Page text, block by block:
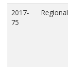
2017-
75
Regional